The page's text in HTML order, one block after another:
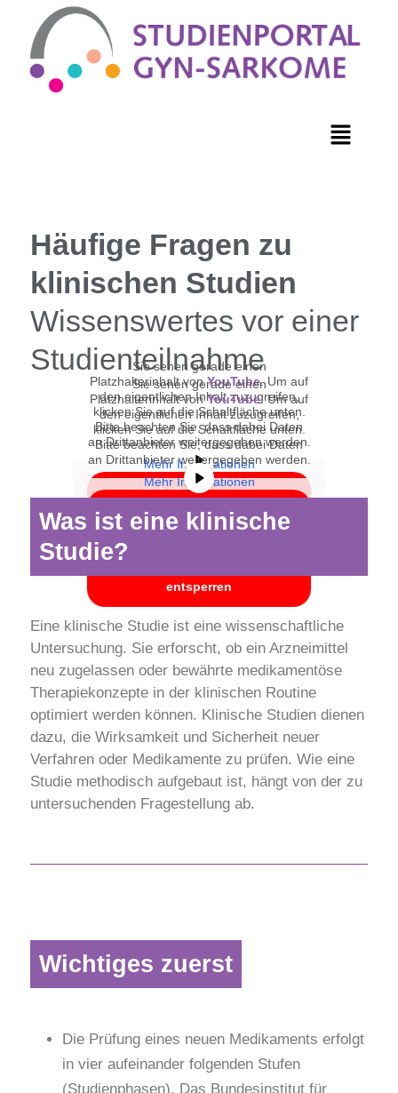
Häufige Fragen zu
klinischen Studien
Wissenswertes vor einer
Studienteilnahme
Sie sehen gerade einen
Platzhalterinhalt vonYouTube. Um auf
den eigentlichen Inhalt zuzugreifen,
klicken Sie auf die Schaltfläche unten.
Bitte beachten Sie, dass dabei Daten
an Drittanbieter weitergegeben werden.
Mehr Informationen
Inhalt entsperren
Erforderlichen Service
Sie sehen gerade einen
Platzhalterinhalt vonYouTube. Um auf
den eigentlichen Inhalt zuzugreifen,
klicken Sie auf die Schaltfläche unten.
Bitte beachten Sie, dass dabei Daten
an Drittanbieter weitergegeben werden.
Mehr Informationen
Inhalt entsperren
entsperren
Was ist eine klinische
Studie?
Eine klinische Studie ist eine wissenschaftliche
Untersuchung. Sie erforscht, ob ein Arzneimittel
neu zugelassen oder bewährte medikamentöse
Therapiekonzepte in der klinischen Routine
optimiert werden können. Klinische Studien dienen
dazu, die Wirksamkeit und Sicherheit neuer
Verfahren oder Medikamente zu prüfen. Wie eine
Studie methodisch aufgebaut ist, hängt von der zu
untersuchenden Fragestellung ab.
Wichtiges zuerst
Die Prüfung eines neuen Medikaments erfolgt
in vier aufeinander folgenden Stufen
(Studienphasen). Das Bundesinstitut für